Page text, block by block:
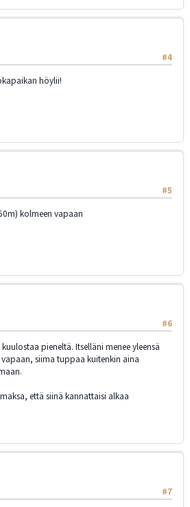
#4
höylii!
#5
kolmeen vapaan
#6
pieneltä. Itselläni menee yleensä
siima tuppaa kuitenkin aina
että siinä kannattaisi alkaa
#7